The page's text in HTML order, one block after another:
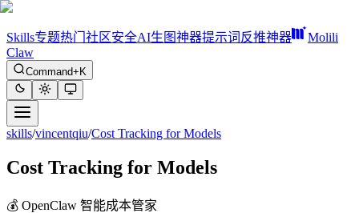
Skills专题热门 社区安全AI生图神器提示词反推神器
Molili
Claw
Command+K
skills/vincentqiu/Cost Tracking for Models
Cost Tracking for Models
💰 OpenClaw 智能成本管家